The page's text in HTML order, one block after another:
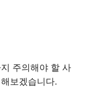
주의해야 할 사
보겠습니다.